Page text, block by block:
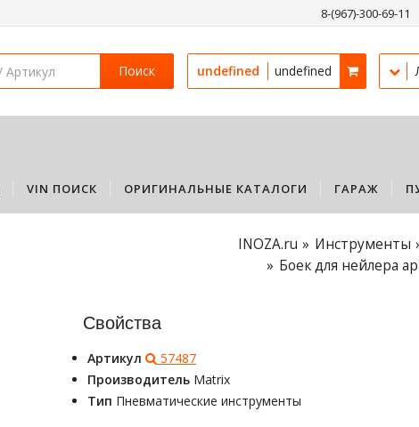
8-(967)-300-69-11
Поиск undefined undefined
VIN ПОИСК ОРИГИНАЛЬНЫЕ КАТАЛОГИ ГАРАЖ
INOZA.ru Инструменты
Боек для нейлера
Свойства
Артикул
57487
Производитель Matrix
Тип Пневматические инструменты